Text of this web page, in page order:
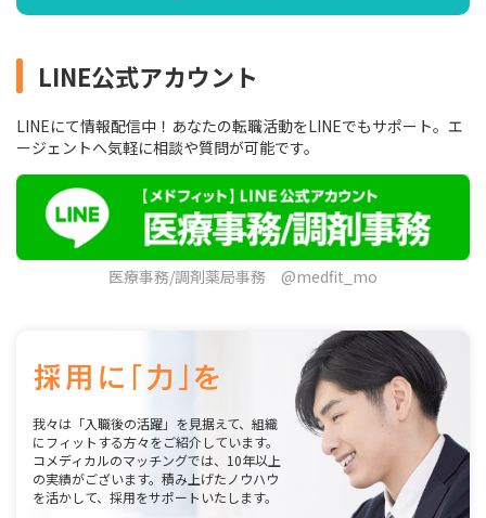
LINE公式アカウント
LINEにて情報配信中！あなたの転職活動をLINEでもサポート。エ
ージェントへ気軽に相談や質問が可能です。
医療事務/調剤薬局事務 @medfit_mo
我々は「入職後の活躍」を見据えて、組織
にフィットする方々をご紹介しています。
コメディカルのマッチングでは、10年以上
の実績がございます。積み上げたノウハウ
を活かして、採用をサポートいたします。